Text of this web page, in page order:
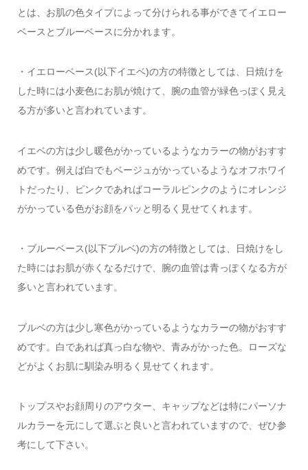
とは、お肌の色タイプによって分けられる事ができてイエロー
ベースとブルーベースに分かれます。
・イエローベース(以下イエベ)の方の特徴としては、日焼けを
した時には小麦色にお肌が焼けて、腕の血管が緑色っぽく見え
る方が多いと言われています。
イエベの方は少し暖色がかっているようなカラーの物がおすす
めです。例えば白でもベージュがかっているようなオフホワイ
トだったり、ピンクであればコーラルピンクのようにオレンジ
がかっている色がお顔をパッと明るく見せてくれます。
・ブルーベース(以下ブルベ)の方の特徴としては、日焼けをし
た時にはお肌が赤くなるだけで、腕の血管は青っぽくなる方が
多いと言われています。
ブルベの方は少し寒色がかっているようなカラーの物がおすす
めです。白であれば真っ白な物や、青みがかった色。ローズな
どがよくお肌に馴染み明るく見せてくれます。
トップスやお顔周りのアウター、キャップなどは特にパーソナ
ルカラーを元にして選ぶと良いと言われていますので、ぜひ参
考にして下さい。